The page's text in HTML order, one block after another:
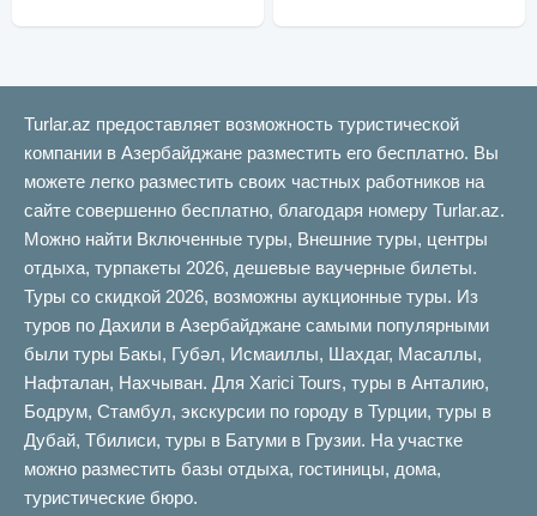
Turlar.az предоставляет возможность туристической
компании в Азербайджане разместить его бесплатно. Вы
можете легко разместить своих частных работников на
сайте совершенно бесплатно, благодаря номеру Turlar.az.
Можно найти Включенные туры, Внешние туры, центры
отдыха, турпакеты 2026, дешевые ваучерные билеты.
Туры со скидкой 2026, возможны аукционные туры. Из
туров по Дахили в Азербайджане самыми популярными
были туры Бакы, Губəл, Исмаиллы, Шахдаг, Масаллы,
Нафталан, Нахчыван. Для Xarici Tours, туры в Анталию,
Бодрум, Стамбул, экскурсии по городу в Турции, туры в
Дубай, Тбилиси, туры в Батуми в Грузии. На участке
можно разместить базы отдыха, гостиницы, дома,
туристические бюро.